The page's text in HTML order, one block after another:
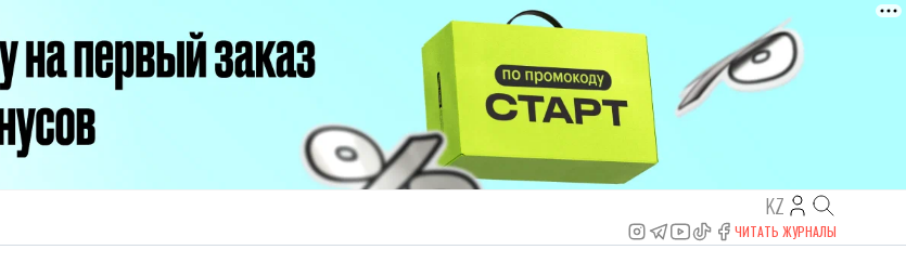
KZ
ЧИТАТЬ ЖУРНАЛЫ